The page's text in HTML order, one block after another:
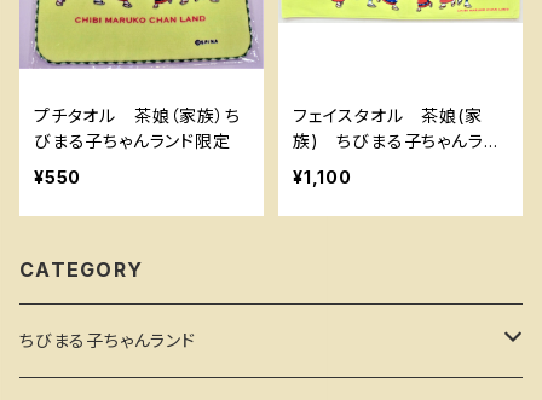
プチタオル 茶娘（家族）ち
びまる子ちゃんランド限定
¥550
フェイスタオル 茶娘(家
族) ちびまる子ちゃんラン
ド限定
¥1,100
CATEGORY
ちびまる子ちゃんランド